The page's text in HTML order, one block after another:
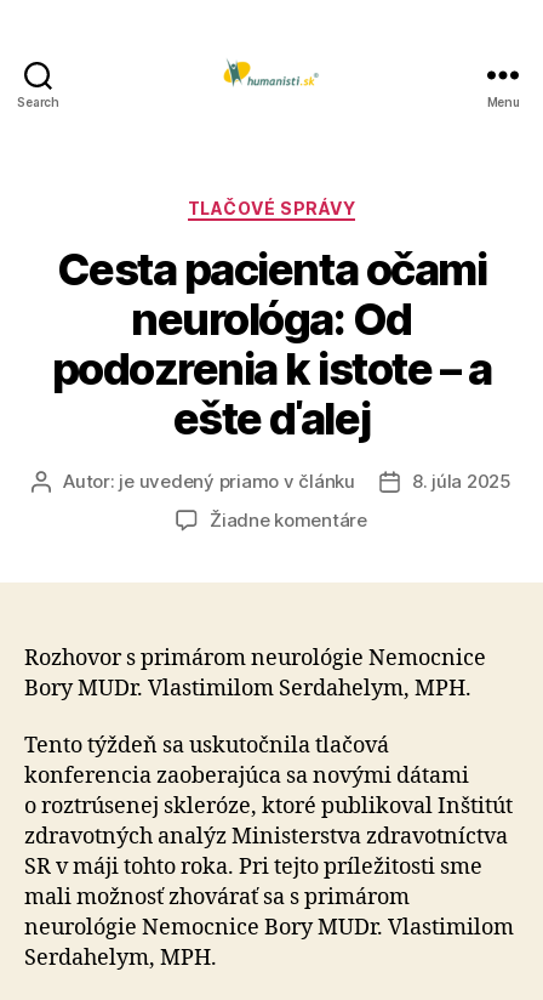
Search Menu
Kategórie
TLAČOVÉ SPRÁVY
Cesta pacienta očami
neurológa: Od
podozrenia k istote – a
ešte ďalej
AutorAutor: je uvedený priamo v článku
Dátum
8. júla 2025
Žiadne komentárena
Od
podozrenia
k
istote
–
a
ešte
ďalej
Rozhovor s primárom neurológie Nemocnice
Bory MUDr. Vlastimilom Serdahelym, MPH.
Tento týždeň sa uskutočnila tlačová
konferencia zaoberajúca sa novými dátami
o roztrúsenej skleróze, ktoré publikoval Inštitút
zdravotných analýz Ministerstva zdravotníctva
SR v máji tohto roka. Pri tejto príležitosti sme
mali možnosť zhovárať sa s primárom
neurológie Nemocnice Bory MUDr. Vlastimilom
Serdahelym, MPH.